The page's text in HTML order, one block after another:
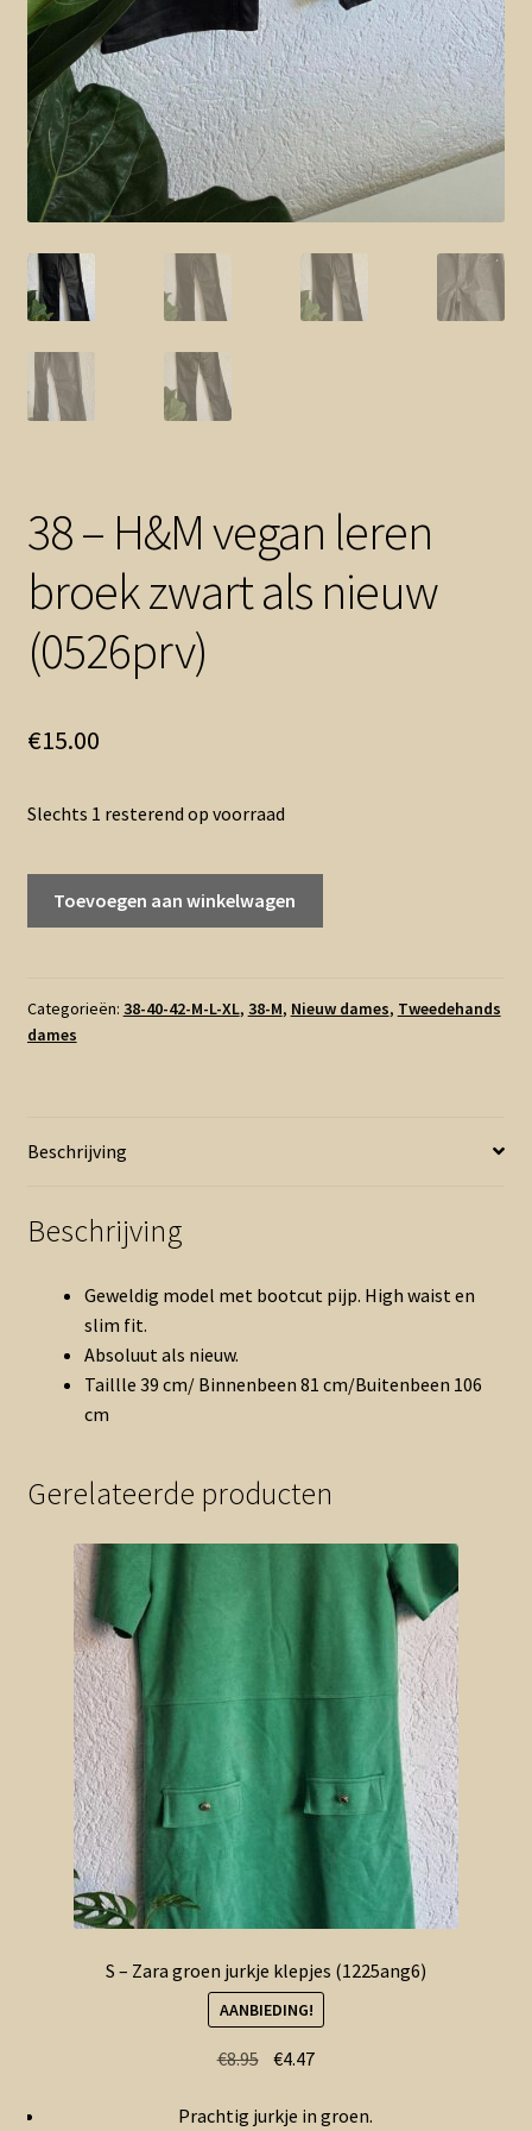
38 – H&M vegan leren
broek zwart als nieuw
(0526prv)
€15.00
Slechts 1 resterend op voorraad
leren
broek
(0526prv)
Toevoegen aan winkelwagen
Categorieën: 38-40-42-M-L-XL, 38-M, Nieuw dames, Tweedehands
dames
Beschrijving
Beschrijving
Geweldig model met bootcut pijp. High waist en
slim fit.
Absoluut als nieuw.
Taillle 39 cm/ Binnenbeen 81 cm/Buitenbeen 106
cm
Gerelateerde producten
S – Zara groen jurkje klepjes (1225ang6)
AANBIEDING!
€8.95 Oorspronkelijke
was:
€4.47Huidige
is:
Prachtig jurkje in groen.